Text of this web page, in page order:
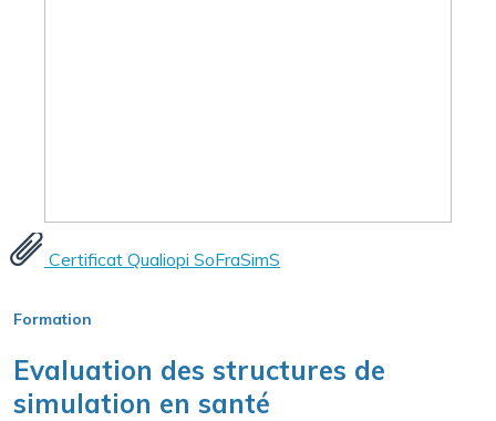
Certificat Qualiopi SoFraSimS
Formation
Evaluation des structures de
simulation en santé